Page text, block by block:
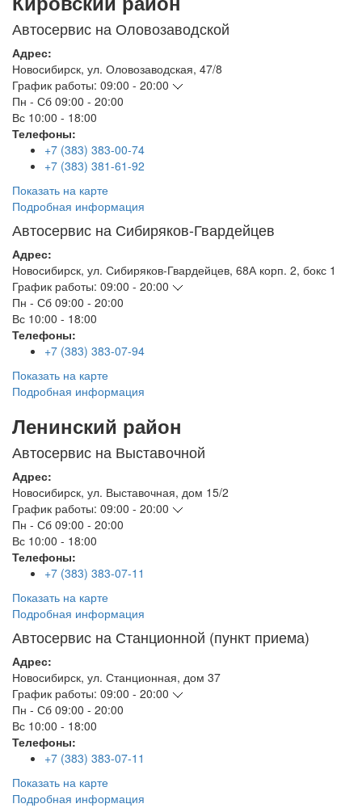
Автосервис на Оловозаводской
Адрес:
Новосибирск, ул. Оловозаводская, 47/8
График работы: 09:00 - 20:00
Пн - Сб 09:00 - 20:00
Вс 10:00 - 18:00
Телефоны:
+7 (383) 383-00-74
+7 (383) 381-61-92
Показать на карте
Подробная информация
Автосервис на Сибиряков-Гвардейцев
Адрес:
Новосибирск, ул. Сибиряков-Гвардейцев, 68А корп. 2, бокс 1
График работы: 09:00 - 20:00
Пн - Сб 09:00 - 20:00
Вс 10:00 - 18:00
Телефоны:
+7 (383) 383-07-94
Показать на карте
Подробная информация
Ленинский район
Автосервис на Выставочной
Адрес:
Новосибирск, ул. Выставочная, дом 15/2
График работы: 09:00 - 20:00
Пн - Сб 09:00 - 20:00
Вс 10:00 - 18:00
Телефоны:
+7 (383) 383-07-11
Показать на карте
Подробная информация
Автосервис на Станционной (пункт приема)
Адрес:
Новосибирск, ул. Станционная, дом 37
График работы: 09:00 - 20:00
Пн - Сб 09:00 - 20:00
Вс 10:00 - 18:00
Телефоны:
+7 (383) 383-07-11
Показать на карте
Подробная информация